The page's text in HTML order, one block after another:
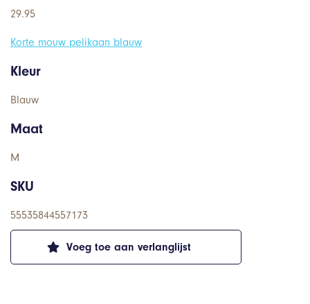
Voeg toe aan verlanglijst
29.95
Korte mouw pelikaan blauw
Kleur
Blauw
Maat
M
SKU
55535844557173